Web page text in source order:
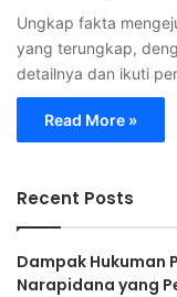
Ungkap fakta
yang terungkap,
detailnya dan ikuti
Read More »
Recent Posts
Dampak Hukuman
Narapidana yang